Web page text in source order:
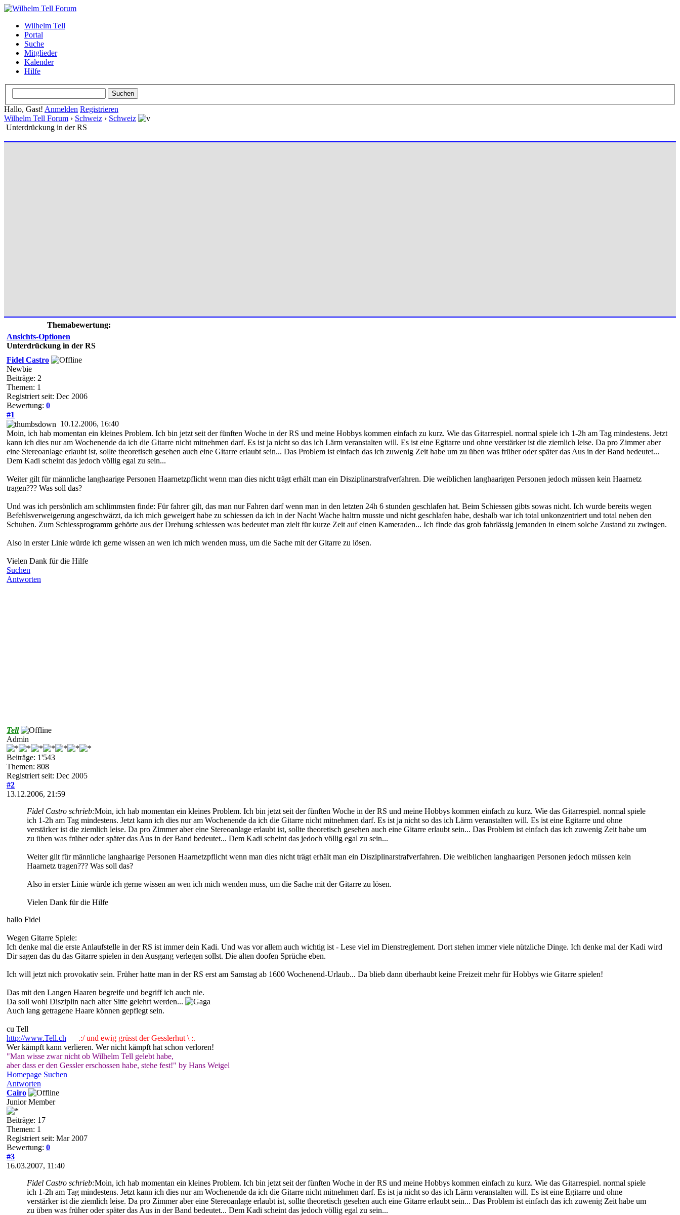
Wilhelm Tell
Portal
Suche
Mitglieder
Kalender
Hilfe
Hallo, Gast! Anmelden Registrieren
Wilhelm Tell Forum › Schweiz › Schweiz
Unterdrückung in der RS
Themabewertung:
Ansichts-Optionen
Unterdrückung in der RS
Fidel Castro
Newbie
Beiträge: 2
Themen: 1
Registriert seit: Dec 2006
Bewertung: 0
#1
10.12.2006, 16:40
Moin, ich hab momentan ein kleines Problem. Ich bin jetzt seit der fünften Woche in der RS und meine Hobbys kommen einfach zu kurz. Wie das Gitarrespiel. normal spiele ich 1-2h am Tag mindestens. Jetzt
kann ich dies nur am Wochenende da ich die Gitarre nicht mitnehmen darf. Es ist ja nicht so das ich Lärm veranstalten will. Es ist eine Egitarre und ohne verstärker ist die ziemlich leise. Da pro Zimmer aber
eine Stereoanlage erlaubt ist, sollte theoretisch gesehen auch eine Gitarre erlaubt sein... Das Problem ist einfach das ich zuwenig Zeit habe um zu üben was früher oder später das Aus in der Band bedeutet...
Dem Kadi scheint das jedoch völlig egal zu sein...
Weiter gilt für männliche langhaarige Personen Haarnetzpflicht wenn man dies nicht trägt erhält man ein Disziplinarstrafverfahren. Die weiblichen langhaarigen Personen jedoch müssen kein Haarnetz
tragen??? Was soll das?
Und was ich persönlich am schlimmsten finde: Für fahrer gilt, das man nur Fahren darf wenn man in den letzten 24h 6 stunden geschlafen hat. Beim Schiessen gibts sowas nicht. Ich wurde bereits wegen
Befehlsverweigerung angeschwärzt, da ich mich geweigert habe zu schiessen da ich in der Nacht Wache haltrn musste und nicht geschlafen habe, deshalb war ich total unkonzentriert und total neben den
Schuhen. Zum Schiessprogramm gehörte aus der Drehung schiessen was bedeutet man zielt für kurze Zeit auf einen Kameraden... Ich finde das grob fahrlässig jemanden in einem solche Zustand zu zwingen.
Also in erster Linie würde ich gerne wissen an wen ich mich wenden muss, um die Sache mit der Gitarre zu lösen.
Vielen Dank für die Hilfe
Suchen
Antworten
Tell
Admin
Beiträge: 1'543
Themen: 808
Registriert seit: Dec 2005
#2
13.12.2006, 21:59
Fidel Castro schrieb:Moin, ich hab momentan ein kleines Problem. Ich bin jetzt seit der fünften Woche in der RS und meine Hobbys kommen einfach zu kurz. Wie das Gitarrespiel. normal spiele
ich 1-2h am Tag mindestens. Jetzt kann ich dies nur am Wochenende da ich die Gitarre nicht mitnehmen darf. Es ist ja nicht so das ich Lärm veranstalten will. Es ist eine Egitarre und ohne
verstärker ist die ziemlich leise. Da pro Zimmer aber eine Stereoanlage erlaubt ist, sollte theoretisch gesehen auch eine Gitarre erlaubt sein... Das Problem ist einfach das ich zuwenig Zeit habe um
zu üben was früher oder später das Aus in der Band bedeutet... Dem Kadi scheint das jedoch völlig egal zu sein...
Weiter gilt für männliche langhaarige Personen Haarnetzpflicht wenn man dies nicht trägt erhält man ein Disziplinarstrafverfahren. Die weiblichen langhaarigen Personen jedoch müssen kein
Haarnetz tragen??? Was soll das?
Also in erster Linie würde ich gerne wissen an wen ich mich wenden muss, um die Sache mit der Gitarre zu lösen.
Vielen Dank für die Hilfe
hallo Fidel
Wegen Gitarre Spiele:
Ich denke mal die erste Anlaufstelle in der RS ist immer dein Kadi. Und was vor allem auch wichtig ist - Lese viel im Dienstreglement. Dort stehen immer viele nützliche Dinge. Ich denke mal der Kadi wird
Dir sagen das du das Gitarre spielen in den Ausgang verlegen sollst. Die alten doofen Sprüche eben.
Ich will jetzt nich provokativ sein. Früher hatte man in der RS erst am Samstag ab 1600 Wochenend-Urlaub... Da blieb dann überhaubt keine Freizeit mehr für Hobbys wie Gitarre spielen!
Das mit den Langen Haaren begreife und begriff ich auch nie.
Da soll wohl Disziplin nach alter Sitte gelehrt werden...
Auch lang getragene Haare können gepflegt sein.
cu Tell
http://www.Tell.ch
.:/ und ewig grüsst der Gesslerhut \ :.
Wer kämpft kann verlieren. Wer nicht kämpft hat schon verloren!
"Man wisse zwar nicht ob Wilhelm Tell gelebt habe,
aber dass er den Gessler erschossen habe, stehe fest!" by Hans Weigel
Homepage Suchen
Antworten
Cairo
Junior Member
Beiträge: 17
Themen: 1
Registriert seit: Mar 2007
Bewertung: 0
#3
16.03.2007, 11:40
Fidel Castro schrieb:Moin, ich hab momentan ein kleines Problem. Ich bin jetzt seit der fünften Woche in der RS und meine Hobbys kommen einfach zu kurz. Wie das Gitarrespiel. normal spiele
ich 1-2h am Tag mindestens. Jetzt kann ich dies nur am Wochenende da ich die Gitarre nicht mitnehmen darf. Es ist ja nicht so das ich Lärm veranstalten will. Es ist eine Egitarre und ohne
verstärker ist die ziemlich leise. Da pro Zimmer aber eine Stereoanlage erlaubt ist, sollte theoretisch gesehen auch eine Gitarre erlaubt sein... Das Problem ist einfach das ich zuwenig Zeit habe um
zu üben was früher oder später das Aus in der Band bedeutet... Dem Kadi scheint das jedoch völlig egal zu sein...